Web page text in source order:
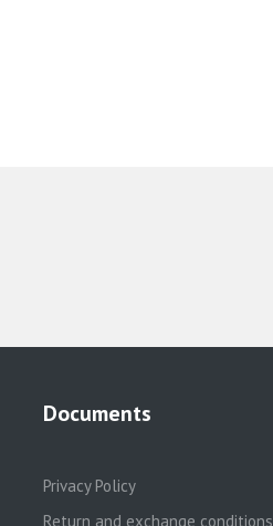
Documents
Privacy Policy
Return and exchange conditions